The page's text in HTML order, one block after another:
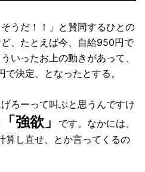
うだ！！」と賛同するひとの
、たとえば今、自給950円で
いったお上の動きがあって、
決定、となったとする。
ろーって叫ぶと思うんですけ
「強欲」
です。なかには、
算し直せ、とか言ってくるの